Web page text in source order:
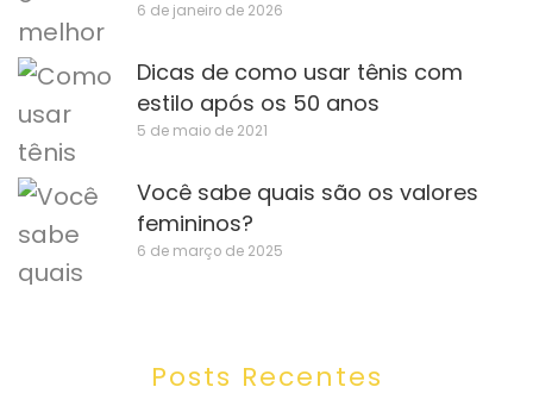
6 de janeiro de 2026
Dicas de como usar tênis com
estilo após os 50 anos
5 de maio de 2021
Você sabe quais são os valores
femininos?
6 de março de 2025
Posts Recentes